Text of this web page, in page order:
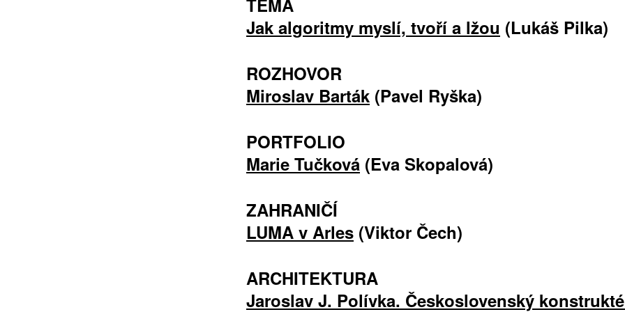
TÉMA
Jak algoritmy myslí, tvoří a lžou (Lukáš Pilka)
ROZHOVOR
Miroslav Barták (Pavel Ryška)
PORTFOLIO
Marie Tučková (Eva Skopalová)
ZAHRANIČÍ
LUMA v Arles (Viktor Čech)
ARCHITEKTURA
Jaroslav J. Polívka. Československý